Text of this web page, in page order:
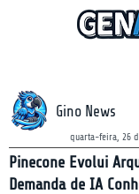
Gino News
quarta-feira, 26
Pinecone Evolui
Demanda de IA